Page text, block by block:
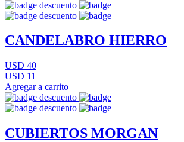
CANDELABRO HIERRO
USD 40
USD 11
Agregar a carrito
CUBIERTOS MORGAN